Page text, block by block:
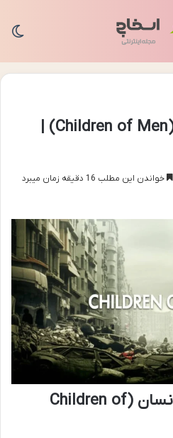
فیلم فرزندان انسان (Children of Men) |
خواندن این مطلب 16 دقیقه زمان میبرد
معرفی فیلم فرزندان انسان (Children of